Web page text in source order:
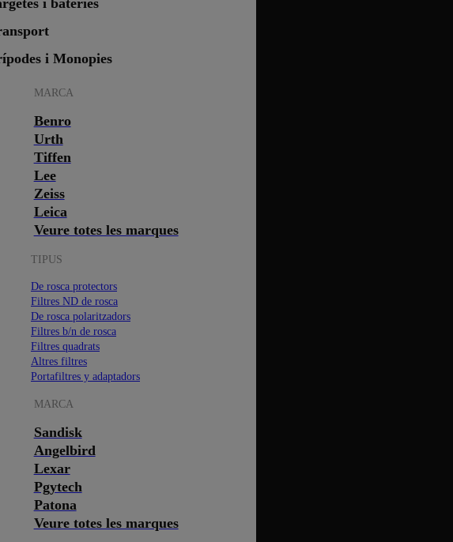
i bateries
i Monopies
MARCA
Benro
Urth
Tiffen
Lee
Zeiss
Leica
Veure totes les marques
TIPUS
De rosca protectors
Filtres ND de rosca
De rosca polaritzadors
Filtres b/n de rosca
Filtres quadrats
Altres filtres
Portafiltres y adaptadors
MARCA
Sandisk
Angelbird
Lexar
Pgytech
Patona
Veure totes les marques